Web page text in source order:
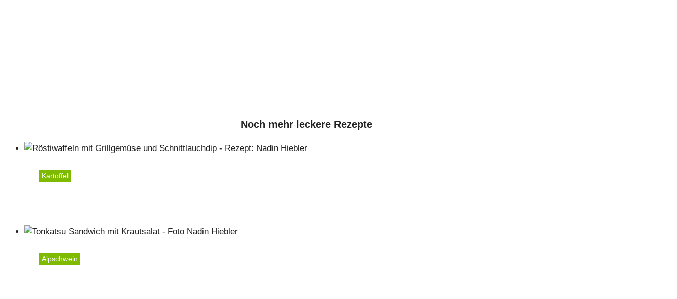
Noch mehr leckere Rezepte
Kartoffel
Alpschwein